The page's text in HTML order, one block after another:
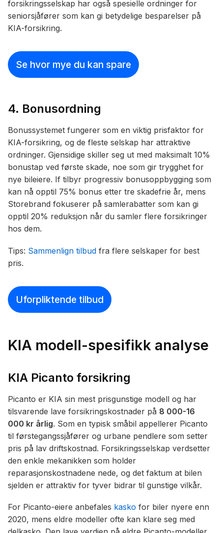
forsikringsselskap har også spesielle ordninger for
seniorsjåfører som kan gi betydelige besparelser på
KIA-forsikring.
Se hvor mye du kan spare
4. Bonusordning
Bonussystemet fungerer som en viktig prisfaktor for
KIA-forsikring, og de fleste selskap har attraktive
ordninger. Gjensidige skiller seg ut med maksimalt 10%
bonustap ved første skade, noe som gir trygghet for
nye bileiere. If tilbyr progressiv bonusoppbygging som
kan nå opptil 75% bonus etter tre skadefrie år, mens
Storebrand fokuserer på samlerabatter som kan gi
opptil 20% reduksjon når du samler flere forsikringer
hos dem.
Tips: Sammenlign tilbud fra flere selskaper for best
pris.
Uforpliktende tilbud
KIA modell-spesifikk analyse
KIA Picanto forsikring
Picanto er KIA sin mest prisgunstige modell og har
tilsvarende lave forsikringskostnader på 8 000-16
000 kr årlig. Som en typisk småbil appellerer Picanto
til førstegangssjåfører og urbane pendlere som setter
pris på lav driftskostnad. Forsikringsselskap verdsetter
den enkle mekanikken som holder
reparasjonskostnadene nede, og det faktum at bilen
sjelden er attraktiv for tyver bidrar til gunstige vilkår.
For Picanto-eiere anbefales kasko for biler nyere enn
2020, mens eldre modeller ofte kan klare seg med